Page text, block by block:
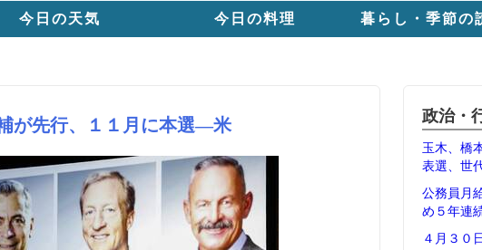
今日の天気 今日の料理 暮らし・季節の
が先行、１１月に本選―米 政治・
玉木、橋
表選、世
公務員月
め５年連
４月３０